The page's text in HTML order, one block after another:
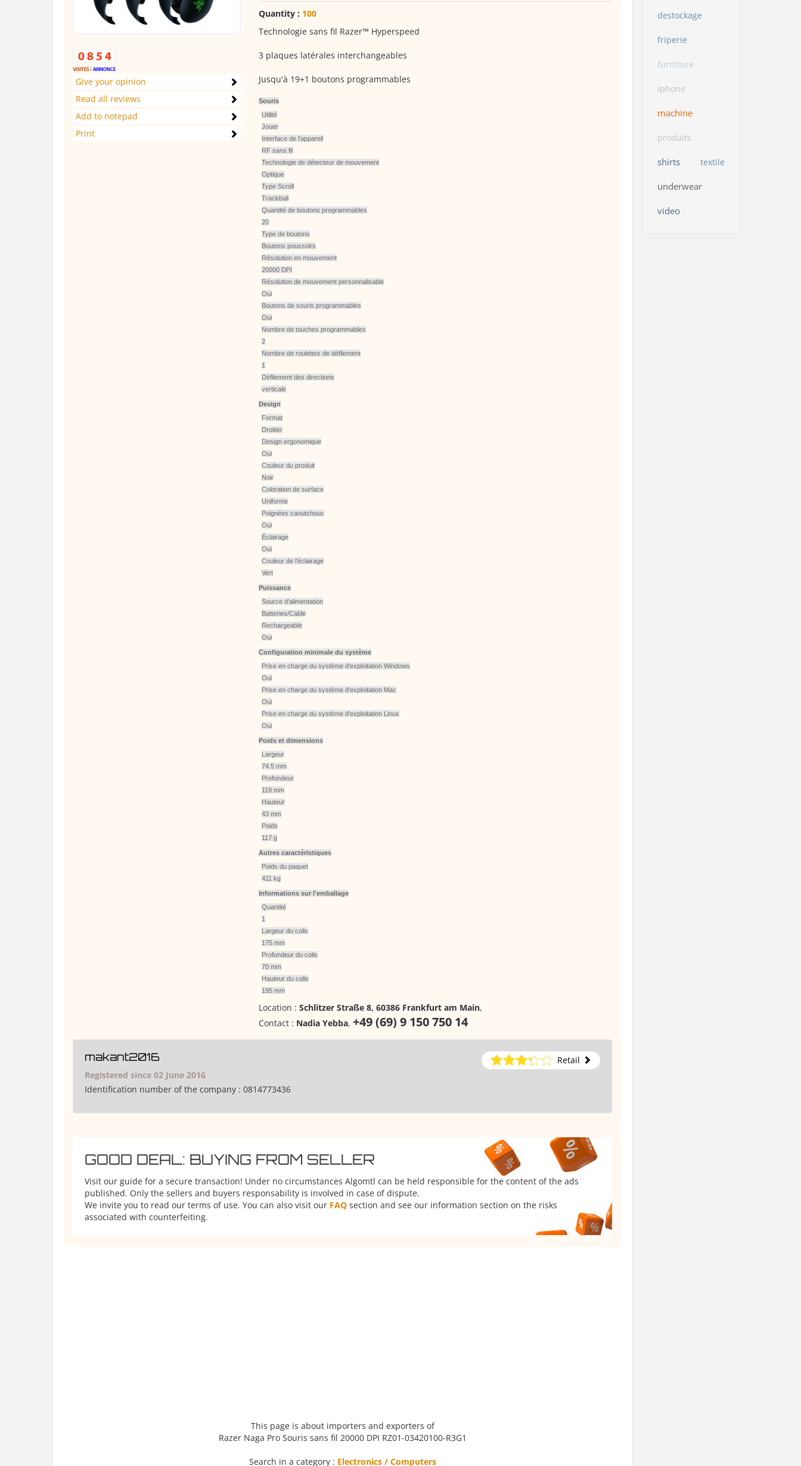
Give your opinion
Read all reviews
Add to notepad
Print
Quantity : 100
Technologie sans fil Razer™ Hyperspeed
3 plaques latérales interchangeables
Jusqu'à 19+1 boutons programmables
Souris
Utilité
Jouer
Interface de l'appareil
RF sans fil
Technologie de détecteur de mouvement
Optique
Type Scroll
Trackball
Quantité de boutons programmables
20
Type de boutons
Boutons poussoirs
Résolution en mouvement
20000 DPI
Résolution de mouvement personnalisable
Oui
Boutons de souris programmables
Oui
Nombre de touches programmables
2
Nombre de roulettes de défilement
1
Défilement des directions
verticale
Design
Format
Droitier
Design ergonomique
Oui
Couleur du produit
Noir
Coloration de surface
Uniforme
Poignées caoutchouc
Oui
Éclairage
Oui
Couleur de l'éclairage
Vert
Puissance
Source d'alimentation
Batteries/Cable
Rechargeable
Oui
Configuration minimale du système
Prise en charge du système d'exploitation Windows
Oui
Prise en charge du système d'exploitation Mac
Oui
Prise en charge du système d'exploitation Linux
Oui
Poids et dimensions
Largeur
74.5 mm
Profondeur
119 mm
Hauteur
43 mm
Poids
117 g
Autres caractéristiques
Poids du paquet
411 kg
Informations sur l'emballage
Quantité
1
Largeur du colis
175 mm
Profondeur du colis
70 mm
Hauteur du colis
195 mm
Location : Schlitzer Straße 8, 60386 Frankfurt am Main,
Contact : Nadia Yebba, +49 (69) 9 150 750 14
makant2016
Retail
Registered since 02 June 2016
Identification number of the company : 0814773436
GOOD DEAL: BUYING FROM SELLER
Visit our guide for a secure transaction! Under no circumstances Algomtl can be held responsible for the content of the ads
published. Only the sellers and buyers responsability is involved in case of dispute.
We invite you to read our terms of use. You can also visit our FAQ section and see our information section on the risks
associated with counterfeiting.
This page is about importers and exporters of
Razer Naga Pro Souris sans fil 20000 DPI RZ01-03420100-R3G1
Search in a category : Electronics / Computers
destockage
friperie
furniture
iphone
machine
produits
shirts textile
underwear
video